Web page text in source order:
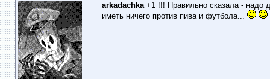
arkadachka+1 !!! Правильно сказала - надо
иметь ничего против пива и футбола...